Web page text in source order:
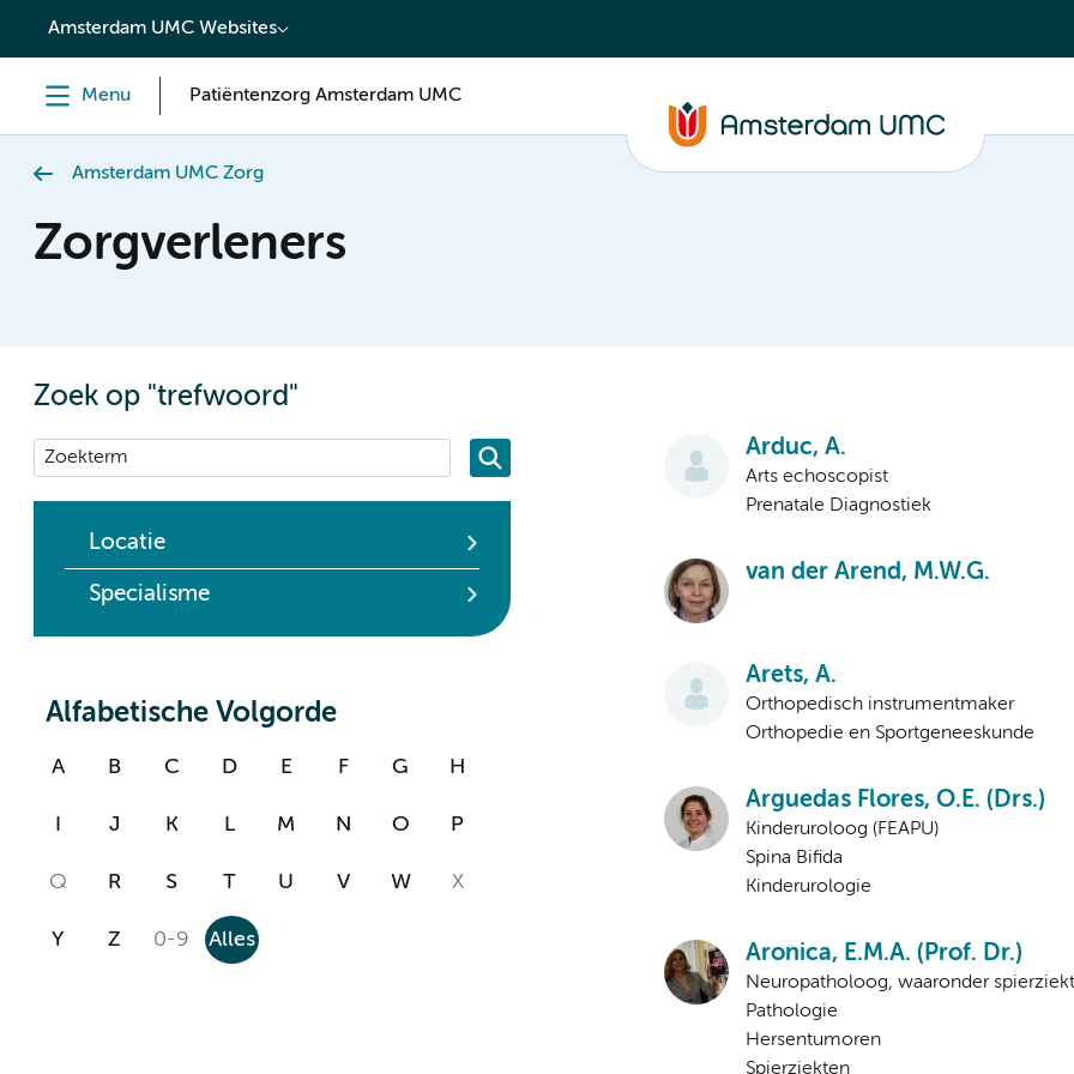
content
Amsterdam UMC Websites
Menu Patiëntenzorg Amsterdam UMC
Amsterdam UMC Zorg
Zorgverleners
Zoek op "trefwoord"
Locatie
Specialisme
Alfabetische Volgorde
A B C D E F G H
J K L M N O P
Q R S T U V W X
Y Z 0-9 Alles
Arduc, A.
Arts echoscopist
Prenatale Diagnostiek
van der Arend, M.W.G.
Arets, A.
Orthopedisch instrumentmaker
Orthopedie en Sportgeneeskunde
Arguedas Flores, O.E. (Drs.)
Kinderuroloog (FEAPU)
Spina Bifida
Kinderurologie
Aronica, E.M.A. (Prof. Dr.)
Neuropatholoog, waaronder
Pathologie
Hersentumoren
Spierziekten